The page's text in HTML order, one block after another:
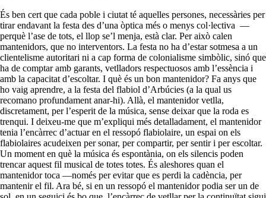
És ben cert que cada poble i ciutat té aquelles persones, necessàries per
tirar endavant la festa des d’una òptica més o menys col·lectiva —
perquè l’ase de tots, el llop se’l menja, està clar. Per això calen
mantenidors, que no interventors. La festa no ha d’estar sotmesa a un
clientelisme autoritari ni a cap forma de colonialisme simbòlic, sinó que
ha de comptar amb garants, vetlladors respectuosos amb l’essència i
amb la capacitat d’escoltar. I què és un bon mantenidor? Fa anys que
ho vaig aprendre, a la festa del flabiol d’Arbúcies (a la qual us
recomano profundament anar-hi). Allà, el mantenidor vetlla,
discretament, per l’esperit de la música, sense deixar que la roda es
trenqui. I deixeu-me que m’expliqui més detalladament, el mantenidor
tenia l’encàrrec d’actuar en el ressopó flabiolaire, un espai on els
flabiolaires acudeixen per sonar, per compartir, per sentir i per escoltar.
Un moment en què la música és espontània, on els silencis poden
trencar aquest fil musical de totes totes. És aleshores quan el
mantenidor toca —només per evitar que es perdi la cadència, per
mantenir el fil. Ara bé, si en un ressopó el mantenidor podia ser un de